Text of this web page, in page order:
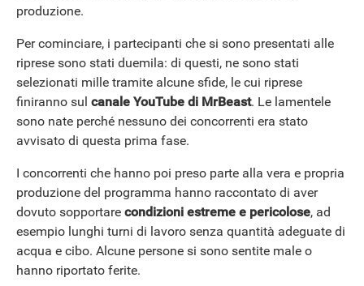
ANDROID
produzione.
Per cominciare, i partecipanti che si sono presentati alle
riprese sono stati duemila: di questi, ne sono stati
selezionati mille tramite alcune sfide, le cui riprese
finiranno sul canale YouTube di MrBeast. Le lamentele
sono nate perché nessuno dei concorrenti era stato
avvisato di questa prima fase.
I concorrenti che hanno poi preso parte alla vera e propria
produzione del programma hanno raccontato di aver
dovuto sopportare condizioni estreme e pericolose, ad
esempio lunghi turni di lavoro senza quantità adeguate di
acqua e cibo. Alcune persone si sono sentite male o
hanno riportato ferite.